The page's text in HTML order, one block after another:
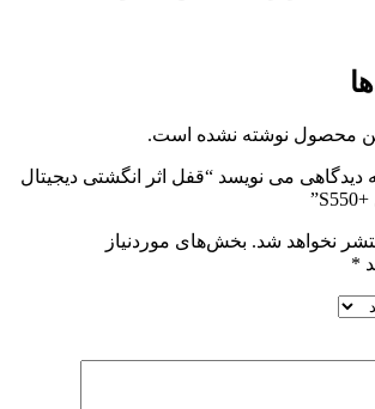
محصول نوشته نشده است.
دیدگاهی می نویسد “قفل اثر انگشتی دیجیتال
نخواهد شد. بخش‌های موردنیاز
*